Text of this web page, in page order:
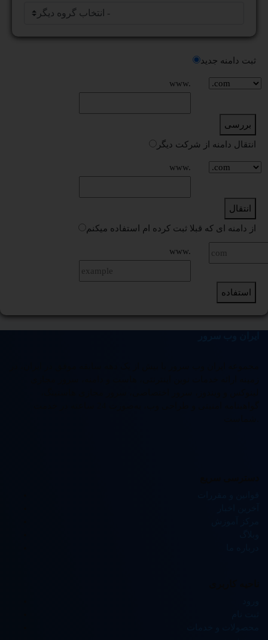
ثبت دامنه جدید
www.
بررسی
انتقال دامنه از شرکت دیگر
www.
انتقال
از دامنه ای که قبلا ثبت کرده ام استفاده میکنم
www.
استفاده